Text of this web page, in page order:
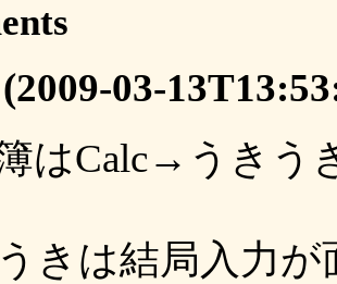
03-
はCalc→うきう
きは結局入力